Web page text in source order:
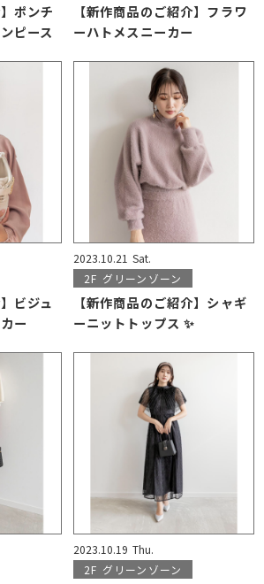
ポンチ
ピース
【新作商品のご紹介】フラワ
ーハトメスニーカー
ビジュ
ー
2023.10.21 Sat.
2F グリーンゾーン
【新作商品のご紹介】シャギ
ーニットトップス ✨
2023.10.19 Thu.
2F グリーンゾーン